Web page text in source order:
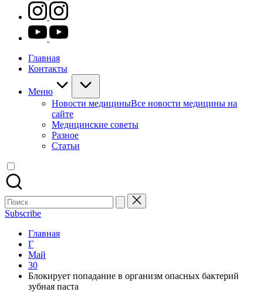
instagram.com
youtube.com
Главная
Контакты
Меню
Новости медициныВсе новости медицины на
сайте
Медицинские советы
Разное
Статьи
Поиск
для:
Subscribe
Главная
Г
Май
30
Блокирует попадание в организм опасных бактерий
зубная паста